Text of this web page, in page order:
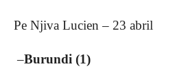
Pe Njiva Lucien – 23 abril
–Burundi (1)